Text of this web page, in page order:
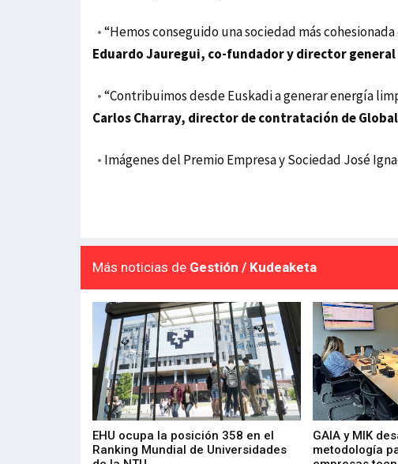
•“Hemos conseguido una sociedad más
Eduardo Jauregui, co-fundador y director
•“Contribuimos desde Euskadi a generar energía
Carlos Charray, director de contratación de Global
• Imágenes del Premio Empresa y Sociedad José
Más noticias de Gestión / Kudeaketa
EHU ocupa la posición 358 en el
Ranking Mundial de Universidades
GAIA y MIK
metodología